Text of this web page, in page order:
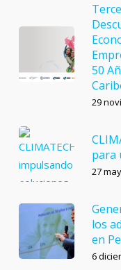
50
29
para
27
los
en
6